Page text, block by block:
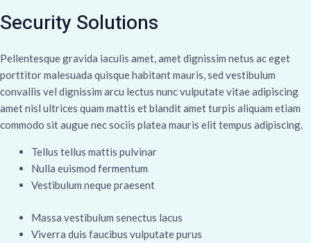
Security Solutions
Pellentesque gravida iaculis amet, amet dignissim netus ac eget
porttitor malesuada quisque habitant mauris, sed vestibulum
convallis vel dignissim arcu lectus nunc vulputate vitae adipiscing
amet nisl ultrices quam mattis et blandit amet turpis aliquam etiam
commodo sit augue nec sociis platea mauris elit tempus adipiscing.
Tellus tellus mattis pulvinar
Nulla euismod fermentum
Vestibulum neque praesent
Massa vestibulum senectus lacus
Viverra duis faucibus vulputate purus